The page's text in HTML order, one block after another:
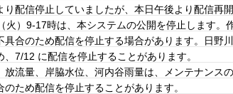
配信停止していましたが、本日午後より配信再開
）9-17時は、本システムの公開を停止します
合のため配信を停止する場合があります。日野
7/12 に配信を停止することがあります。
流量、岸脇水位、河内谷雨量は、メンテナンス
ため配信を停止することがあります。